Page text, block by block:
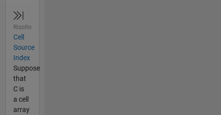
Risolto
Cell
Source
Index
Suppose
that
C is
a cell
array